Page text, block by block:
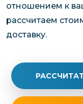
отношением к
рассчитаем
доставку.